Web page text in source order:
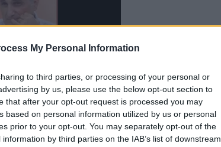
My Personal Information
to third parties, or processing of your personal or
by us, please use the below opt-out section to
that after your opt-out request is processed you may
based on personal information utilized by us or personal
prior to your opt-out. You may separately opt-out of the
by third parties on the IAB’s list of downstream